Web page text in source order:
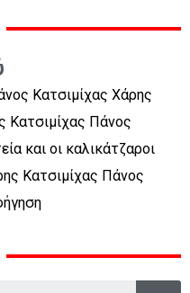
Κατσιμίχας Χάρης
Κατσιμίχας Πάνος
και οι καλικάτζαροι
Κατσιμίχας Πάνος